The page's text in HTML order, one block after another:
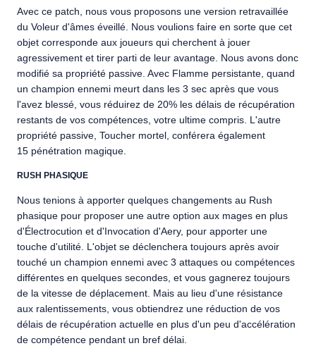
Avec ce patch, nous vous proposons une version retravaillée
du Voleur d'âmes éveillé. Nous voulions faire en sorte que cet
objet corresponde aux joueurs qui cherchent à jouer
agressivement et tirer parti de leur avantage. Nous avons donc
modifié sa propriété passive. Avec Flamme persistante, quand
un champion ennemi meurt dans les 3 sec après que vous
l'avez blessé, vous réduirez de 20% les délais de récupération
restants de vos compétences, votre ultime compris. L'autre
propriété passive, Toucher mortel, conférera également
15 pénétration magique.
RUSH PHASIQUE
Nous tenions à apporter quelques changements au Rush
phasique pour proposer une autre option aux mages en plus
d'Électrocution et d'Invocation d'Aery, pour apporter une
touche d'utilité. L'objet se déclenchera toujours après avoir
touché un champion ennemi avec 3 attaques ou compétences
différentes en quelques secondes, et vous gagnerez toujours
de la vitesse de déplacement. Mais au lieu d'une résistance
aux ralentissements, vous obtiendrez une réduction de vos
délais de récupération actuelle en plus d'un peu d'accélération
de compétence pendant un bref délai.